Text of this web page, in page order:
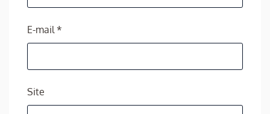
E-mail*
Site